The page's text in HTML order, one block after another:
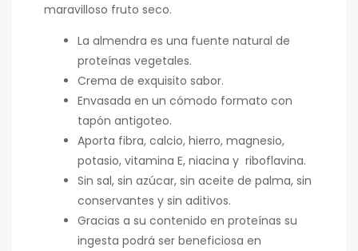
maravilloso fruto seco.
La almendra es una fuente natural de
proteínas vegetales.
Crema de exquisito sabor.
Envasada en un cómodo formato con
tapón antigoteo.
Aporta fibra, calcio, hierro, magnesio,
potasio, vitamina E, niacina y riboflavina.
Sin sal, sin azúcar, sin aceite de palma, sin
conservantes y sin aditivos.
Gracias a su contenido en proteínas su
ingesta podrá ser beneficiosa en